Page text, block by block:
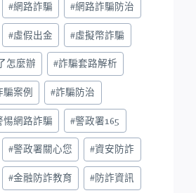
#網路詐騙 #網路詐騙防治
#虛假出金 #虛擬幣詐騙
怎麼辦 #詐騙套路解析
騙案例 #詐騙防治
惕網路詐騙 #警政署165
#警政署關心您 #資安防詐
#金融防詐教育 #防詐資訊